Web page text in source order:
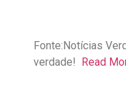
Fonte:Notícias
verdade! Read